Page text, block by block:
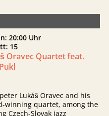
20:00 Uhr
15
Oravec Quartet feat.
Lukáš Oravec and his
winning quartet, among the
Czech-Slovak jazz